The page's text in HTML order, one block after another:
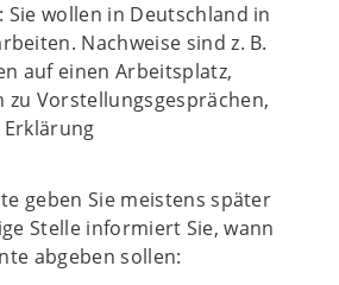
Sie wollen in Deutschland in
Nachweise sind z. B.
auf einen Arbeitsplatz,
zu Vorstellungsgesprächen,
geben Sie meistens später
Stelle informiert Sie, wann
abgeben sollen: